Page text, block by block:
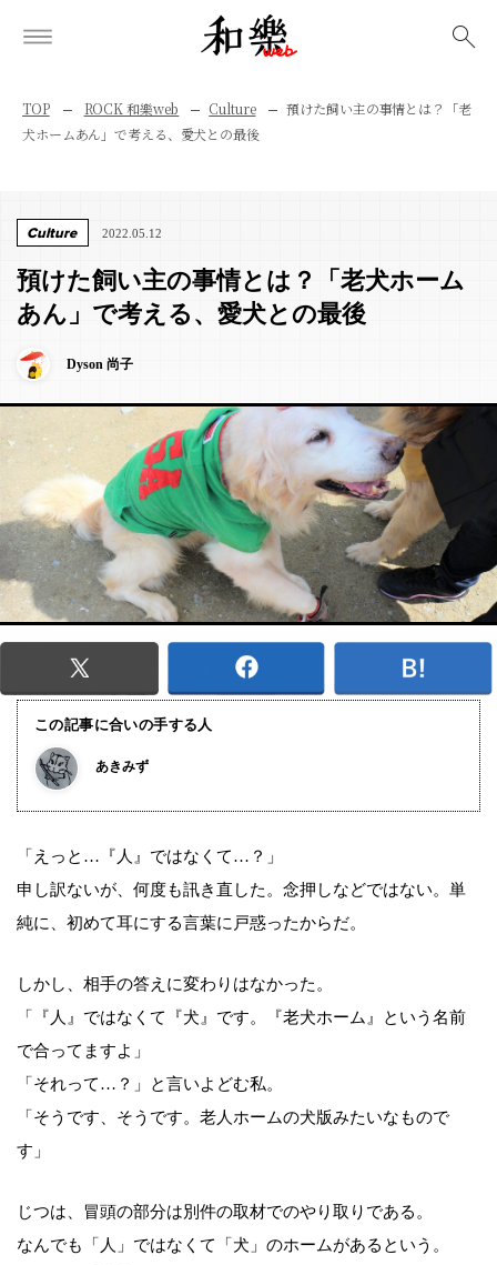
TOP ROCK 和樂web Culture
預けた飼い主の事情とは？「老
犬ホームあん」で考える、愛犬との最後
Culture 2022.05.12
預けた飼い主の事情とは？「老犬ホーム
あん」で考える、愛犬との最後
Dyson 尚子
この記事に合いの手する人
あきみず
「えっと…『人』ではなくて…？」
申し訳ないが、何度も訊き直した。念押しなどではない。単
純に、初めて耳にする言葉に戸惑ったからだ。
しかし、相手の答えに変わりはなかった。
「『人』ではなくて『犬』です。『老犬ホーム』という名前
で合ってますよ」
「それって…？」と言いよどむ私。
「そうです、そうです。老人ホームの犬版みたいなもので
す」
じつは、冒頭の部分は別件の取材でのやり取りである。
なんでも「人」ではなくて「犬」のホームがあるという。